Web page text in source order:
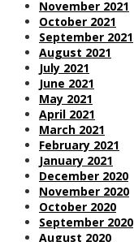
November 2021
October 2021
September 2021
August 2021
July 2021
June 2021
May 2021
April 2021
March 2021
February 2021
January 2021
December 2020
November 2020
October 2020
September 2020
August 2020